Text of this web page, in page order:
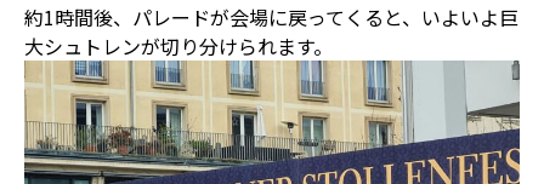
約1時間後、パレードが会場に戻ってくると、いよいよ巨
大シュトレンが切り分けられます。